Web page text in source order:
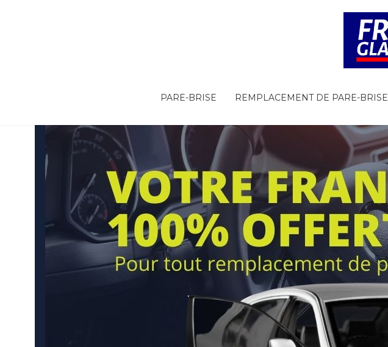
PARE-BRISE REMPLACEMENT DE PARE-BRISE